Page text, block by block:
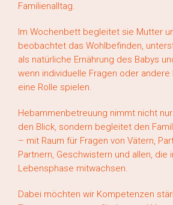
Familienalltag.
Im Wochenbett begleitet sie Mutter
beobachtet das Wohlbefinden,
als natürliche Ernährung des Babys
wenn individuelle Fragen oder andere
eine Rolle spielen.
Hebammenbetreuung nimmt nicht
den Blick, sondern begleitet den
– mit Raum für Fragen von Vätern,
Partnern, Geschwistern und allen, die
Lebensphase mitwachsen.
Dabei möchten wir Kompetenzen